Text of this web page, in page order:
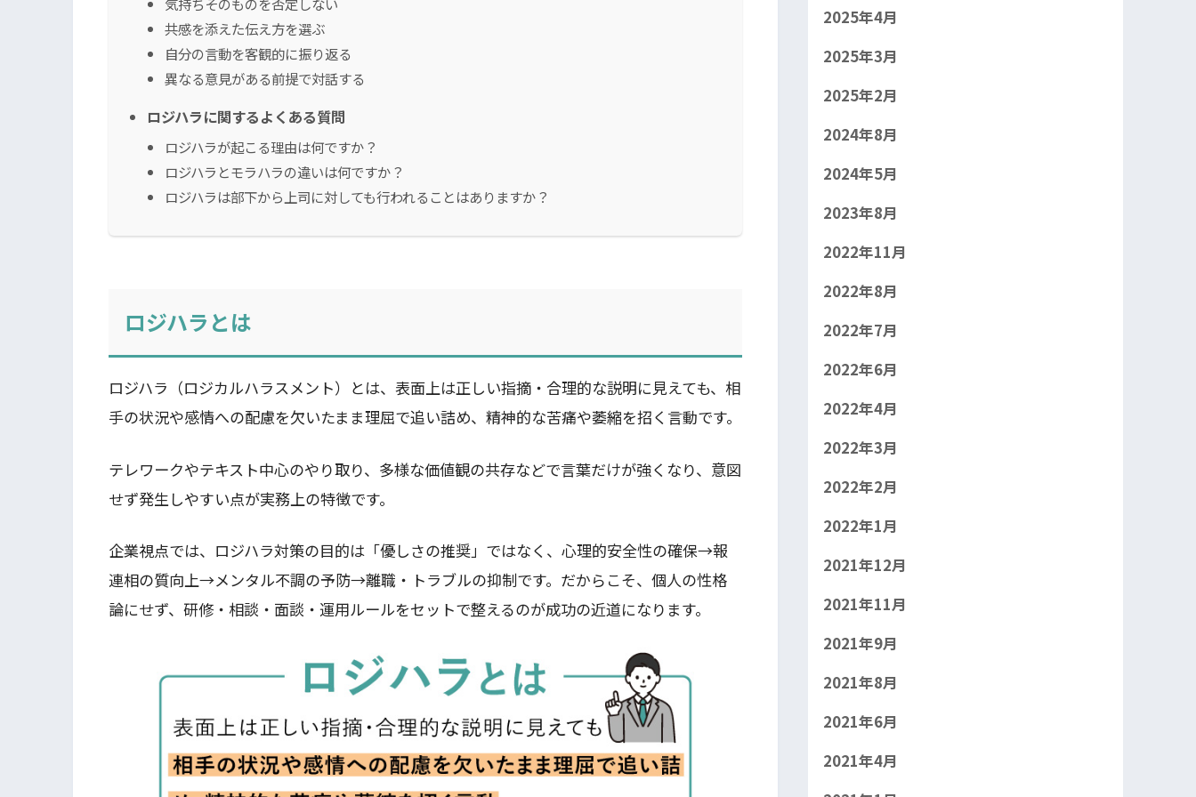
気持ちそのものを否定しない
共感を添えた伝え方を選ぶ
自分の言動を客観的に振り返る
異なる意見がある前提で対話する
ロジハラに関するよくある質問
ロジハラが起こる理由は何ですか？
ロジハラとモラハラの違いは何ですか？
ロジハラは部下から上司に対しても行われることはありますか？
ロジハラとは
ロジハラ（ロジカルハラスメント）とは、表面上は正しい指摘・合理的な説明に見えても、相
手の状況や感情への配慮を欠いたまま理屈で追い詰め、精神的な苦痛や萎縮を招く言動です。
テレワークやテキスト中心のやり取り、多様な価値観の共存などで言葉だけが強くなり、意図
せず発生しやすい点が実務上の特徴です。
企業視点では、ロジハラ対策の目的は「優しさの推奨」ではなく、心理的安全性の確保→報
連相の質向上→メンタル不調の予防→離職・トラブルの抑制です。だからこそ、個人の性格
論にせず、研修・相談・面談・運用ルールをセットで整えるのが成功の近道になります。
2025年4月
2025年3月
2025年2月
2024年8月
2024年5月
2023年8月
2022年11月
2022年8月
2022年7月
2022年6月
2022年4月
2022年3月
2022年2月
2022年1月
2021年12月
2021年11月
2021年9月
2021年8月
2021年6月
2021年4月